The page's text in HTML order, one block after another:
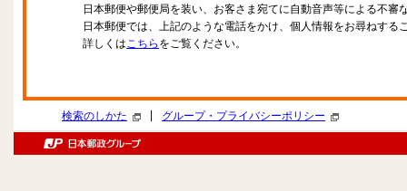
日本郵便や郵便局を装い、お客さま宛てに自動音声等による不審
日本郵便では、上記のような電話をかけ、個人情報をお尋ねする
詳しくはこちら をご覧ください。
検索のしかた グループ・プライバシーポリシー